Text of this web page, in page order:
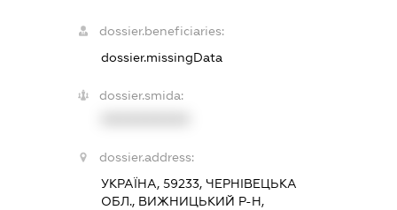
dossier.beneficiaries:
dossier.missingData
dossier.smida:
dossier.address:
УКРАЇНА, 59233, ЧЕРНІВЕЦЬКА
ОБЛ., ВИЖНИЦЬКИЙ Р-Н,